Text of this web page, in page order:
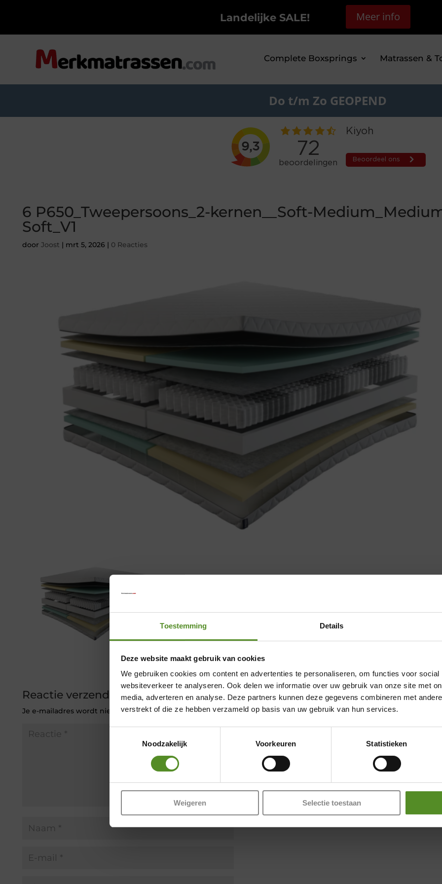
Toestemming Details
Deze website maakt gebruik van cookies
We gebruiken cookies om content en advertenties te personaliseren, om functies voor
websiteverkeer te analyseren. Ook delen we informatie over uw gebruik van onze site met
media, adverteren en analyse. Deze partners kunnen deze gegevens combineren met
verstrekt of die ze hebben verzameld op basis van uw gebruik van hun services.
Noodzakelijk
Voorkeuren Statistieken
Weigeren Selectie toestaan
Landelijke SALE! Meer info
Complete Boxsprings Matrassen &
Do t/m Zo GEOPEND
6 P650_Tweepersoons_2-kernen__Soft-
Soft_V1
door Joost | mrt 5, 2026 | 0 Reacties
Reactie verzenden
Je e-mailadres wordt niet gepubliceerd. Vereiste velden zijn gemarkeerd met*
Showroom Breda
Donderdag 12:00 – 17:00
Vrijdag 12:00 – 17:00
Zaterdag 12:00 – 17:00
Zondag 12:00 – 17:00